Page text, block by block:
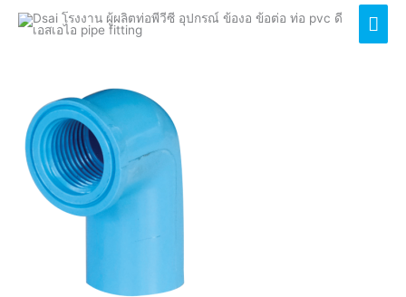
ข้องอเกลียวในธรรมดา
(Ts faucet elbow)